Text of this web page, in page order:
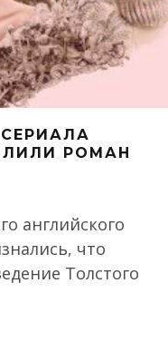
РОМАН
английского
что
Толстого